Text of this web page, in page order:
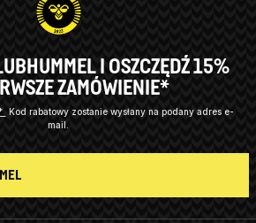
I OSZCZĘDŹ 15%
ZAMÓWIENIE*
Kod rabatowy zostanie wysłany na podany adres e-
mail.